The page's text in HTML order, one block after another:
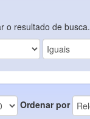
o resultado de busca.
Ordenar por